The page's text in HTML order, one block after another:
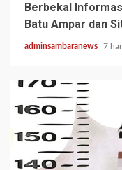
Berbekal
Batu Ampar dan
adminsambaranews 7